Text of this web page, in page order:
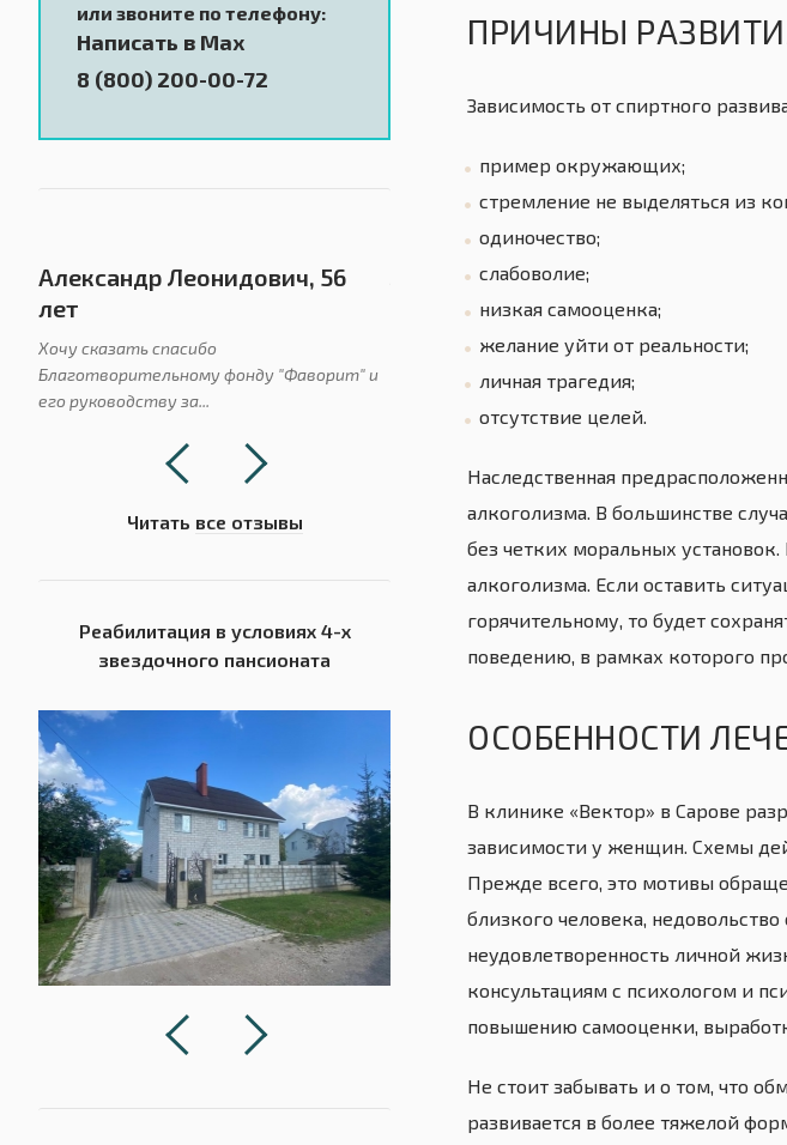
ПРИЧИНЫ
Зависимость от спиртного
пример окружающих;
стремление не выделяться из
одиночество;
слабоволие;
низкая самооценка;
желание уйти от реальности;
личная трагедия;
отсутствие целей.
Наследственная
алкоголизма. В большинстве
без четких моральных
алкоголизма. Если оставить
горячительному, то будет
поведению, в рамках которого
ОСОБЕННОСТИ
В клинике «Вектор» в Сарове
зависимости у женщин. Схемы
Прежде всего, это мотивы
близкого человека,
неудовлетворенность личной
консультациям с психологом и
повышению самооценки,
Не стоит забывать и о том, что
развивается в более тяжелой
или звоните по телефону:
Написать в Max
8 (800) 200-00-72
Александр Леонидович, 56
лет
Хочу сказать спасибо
Благотворительному фонду "Фаворит" и
его руководству за...
Людмила Николаевна, 49 лет
Моей дочери 21 год. На фоне
употребления, особенно современных
Читать все отзывы
Реабилитация в условиях 4-х
звездочного пансионата